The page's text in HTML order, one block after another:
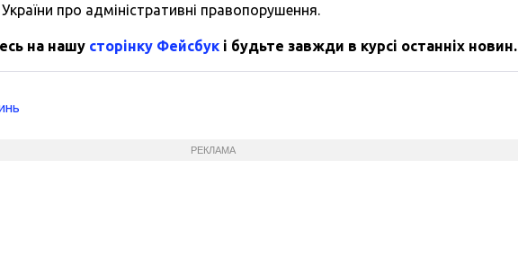
про адміністративні правопорушення.
на нашу сторінку Фейсбук і будьте завжди в курсі останніх новин.
РЕКЛАМА